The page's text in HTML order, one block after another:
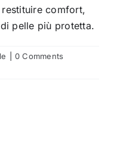
comfort,
pelle più protetta.
0 Comments